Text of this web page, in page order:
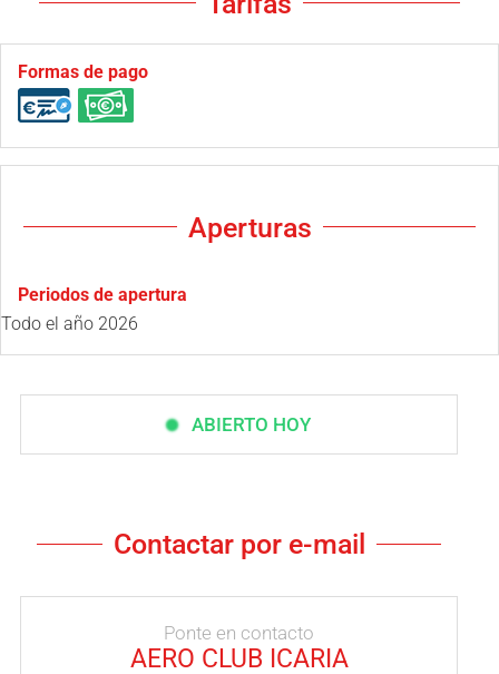
Formas de pago
Aperturas
Periodos de apertura
Todo el año 2026
ABIERTO HOY
Contactar por e-mail
Ponte en contacto
AERO CLUB ICARIA